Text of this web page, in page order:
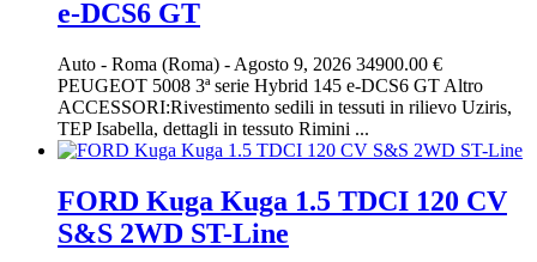
e-DCS6 GT
Auto - Roma (Roma) - Agosto 9, 2026 34900.00 €
PEUGEOT 5008 3ª serie Hybrid 145 e-DCS6 GT Altro
ACCESSORI:Rivestimento sedili in tessuti in rilievo Uziris,
TEP Isabella, dettagli in tessuto Rimini ...
FORD Kuga Kuga 1.5 TDCI 120 CV
S&S 2WD ST-Line